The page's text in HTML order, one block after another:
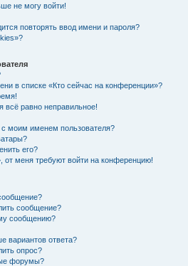
не могу войти!
повторять ввод имени и пароля?
в списке «Кто сейчас на конференции»?
всё равно неправильное!
моим именем пользователя?
его?
от меня требуют войти на конференцию!
сообщение?
сообщению?
вариантов ответа?
опрос?
форумы?